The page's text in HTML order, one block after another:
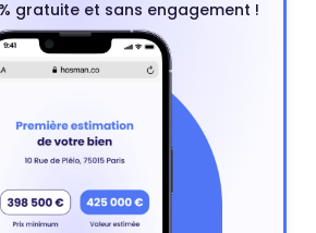
gratuite et sans engagement !